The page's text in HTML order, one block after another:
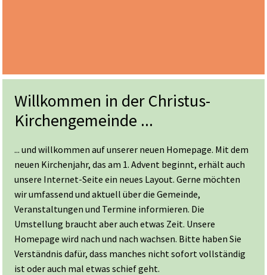
Willkommen in der Christus-
Kirchengemeinde ...
... und willkommen auf unserer neuen Homepage. Mit dem
neuen Kirchenjahr, das am 1. Advent beginnt, erhält auch
unsere Internet-Seite ein neues Layout. Gerne möchten
wir umfassend und aktuell über die Gemeinde,
Veranstaltungen und Termine informieren. Die
Umstellung braucht aber auch etwas Zeit. Unsere
Homepage wird nach und nach wachsen. Bitte haben Sie
Verständnis dafür, dass manches nicht sofort vollständig
ist oder auch mal etwas schief geht.